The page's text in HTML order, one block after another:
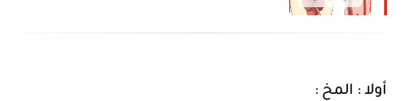
أولا : المخ :